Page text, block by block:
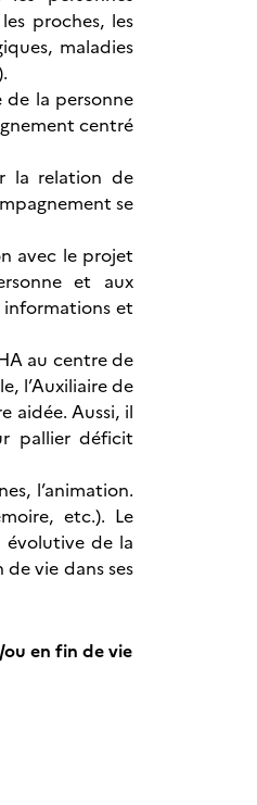
proches, les
maladies
de la personne
centré
la relation de
se
avec le projet
et aux
informations et
au centre de
l’Auxiliaire de
aidée. Aussi, il
pallier déficit
l’animation.
etc.). Le
évolutive de la
vie dans ses
en fin de vie